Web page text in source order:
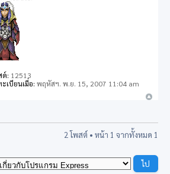
ต์: 12513
เบียนเมื่อ: พฤหัสฯ. พ.ย. 15, 2007 11:04 am
2 โพสต์ • หน้า 1 จากทั้งหมด 1